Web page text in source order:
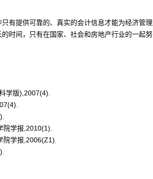
有提供可靠的、真实的会计信息才能为经济管
时间，只有在国家、社会和房地产行业的一起
学版),2007(4).
学报,2010(1).
学报,2006(Z1).